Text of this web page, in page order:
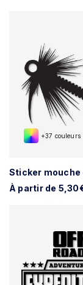
+37 couleurs
Sticker mouche
À partir de